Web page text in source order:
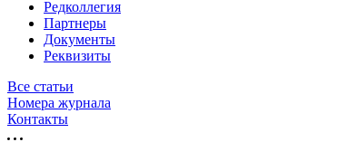
Редколлегия
Партнеры
Документы
Реквизиты
Все статьи
Номера журнала
Контакты